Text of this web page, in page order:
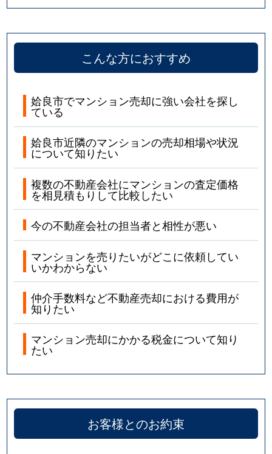
こんな方におすすめ
姶良市でマンション売却に強い会社を探し
ている
姶良市近隣のマンションの売却相場や状況
について知りたい
複数の不動産会社にマンションの査定価格
を相見積もりして比較したい
今の不動産会社の担当者と相性が悪い
マンションを売りたいがどこに依頼してい
いかわからない
仲介手数料など不動産売却における費用が
知りたい
マンション売却にかかる税金について知り
たい
お客様とのお約束